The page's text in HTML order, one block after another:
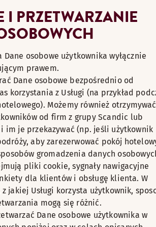
I PRZETWARZANIE
osobowe użytkownika wyłącznie
prawem.
Dane osobowe bezpośrednio od
korzystania z Usługi (na przykład
Możemy również otrzymywać
od firm z grupy Scandic lub
im je przekazywać (np. jeśli użytkownik
aby zarezerwować pokój
gromadzenia danych
pliki cookie, sygnały nawigacyjne
dla klientów i obsługę klienta. W
jakiej Usługi korzysta użytkownik,
mogą się różnić.
Dane osobowe użytkownika w